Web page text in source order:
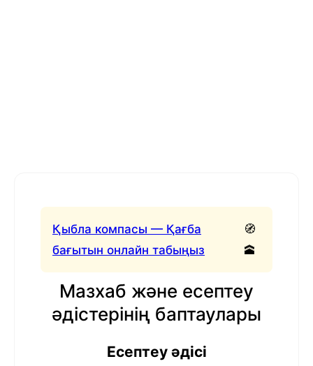
Қыбла компасы — Қағба
бағытын онлайн табыңыз
🧭
🕋
Мазхаб және есептеу
әдістерінің баптаулары
Есептеу әдісі